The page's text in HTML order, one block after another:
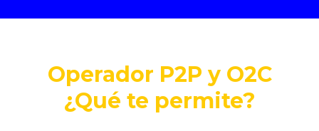
Operador P2P y O2C
¿Qué te permite?